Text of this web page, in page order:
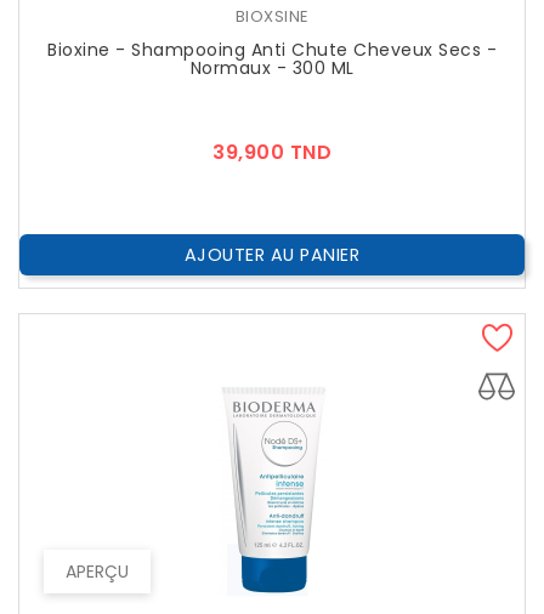
BIOXSINE
Bioxine - Shampooing Anti Chute Cheveux Secs -
Normaux - 300 ML
39,900 TND
AJOUTER AU PANIER
APERÇU